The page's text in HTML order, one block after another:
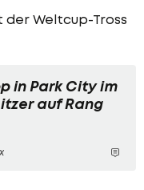
der Weltcup-Tross
in Park City im
auf Rang